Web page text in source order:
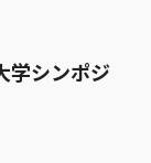
学シンポジ